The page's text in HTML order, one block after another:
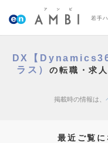
若手
DX【
ラス）の転職・求
掲載時の情報は、
最近ご覧